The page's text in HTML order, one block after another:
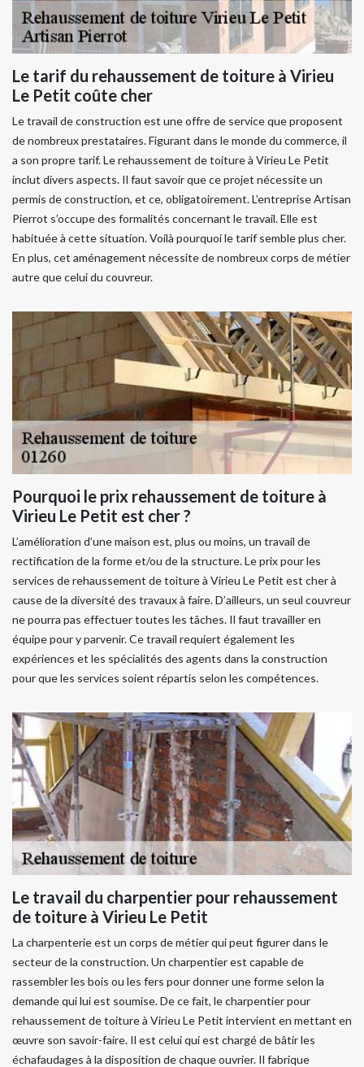
Le tarif du rehaussement de toiture à Virieu
Le Petit coûte cher
Le travail de construction est une offre de service que proposent
de nombreux prestataires. Figurant dans le monde du commerce, il
a son propre tarif. Le rehaussement de toiture à Virieu Le Petit
inclut divers aspects. Il faut savoir que ce projet nécessite un
permis de construction, et ce, obligatoirement. L’entreprise Artisan
Pierrot s’occupe des formalités concernant le travail. Elle est
habituée à cette situation. Voilà pourquoi le tarif semble plus cher.
En plus, cet aménagement nécessite de nombreux corps de métier
autre que celui du couvreur.
Pourquoi le prix rehaussement de toiture à
Virieu Le Petit est cher ?
L’amélioration d’une maison est, plus ou moins, un travail de
rectification de la forme et/ou de la structure. Le prix pour les
services de rehaussement de toiture à Virieu Le Petit est cher à
cause de la diversité des travaux à faire. D’ailleurs, un seul couvreur
ne pourra pas effectuer toutes les tâches. Il faut travailler en
équipe pour y parvenir. Ce travail requiert également les
expériences et les spécialités des agents dans la construction
pour que les services soient répartis selon les compétences.
Le travail du charpentier pour rehaussement
de toiture à Virieu Le Petit
La charpenterie est un corps de métier qui peut figurer dans le
secteur de la construction. Un charpentier est capable de
rassembler les bois ou les fers pour donner une forme selon la
demande qui lui est soumise. De ce fait, le charpentier pour
rehaussement de toiture à Virieu Le Petit intervient en mettant en
œuvre son savoir-faire. Il est celui qui est chargé de bâtir les
échafaudages à la disposition de chaque ouvrier. Il fabrique